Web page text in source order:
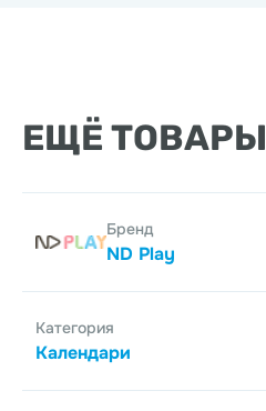
ЕЩЁ ТОВАРЫ
Бренд
ND Play
Категория
Календари